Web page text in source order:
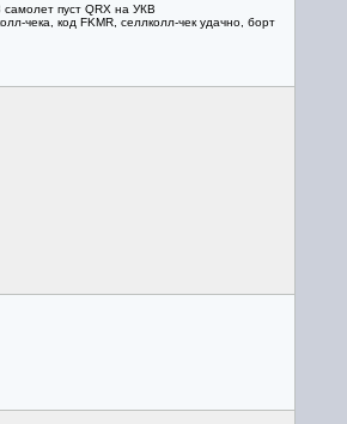
пуст QRX на УКВ
чека, код FKMR, селлколл-чек удачно, борт